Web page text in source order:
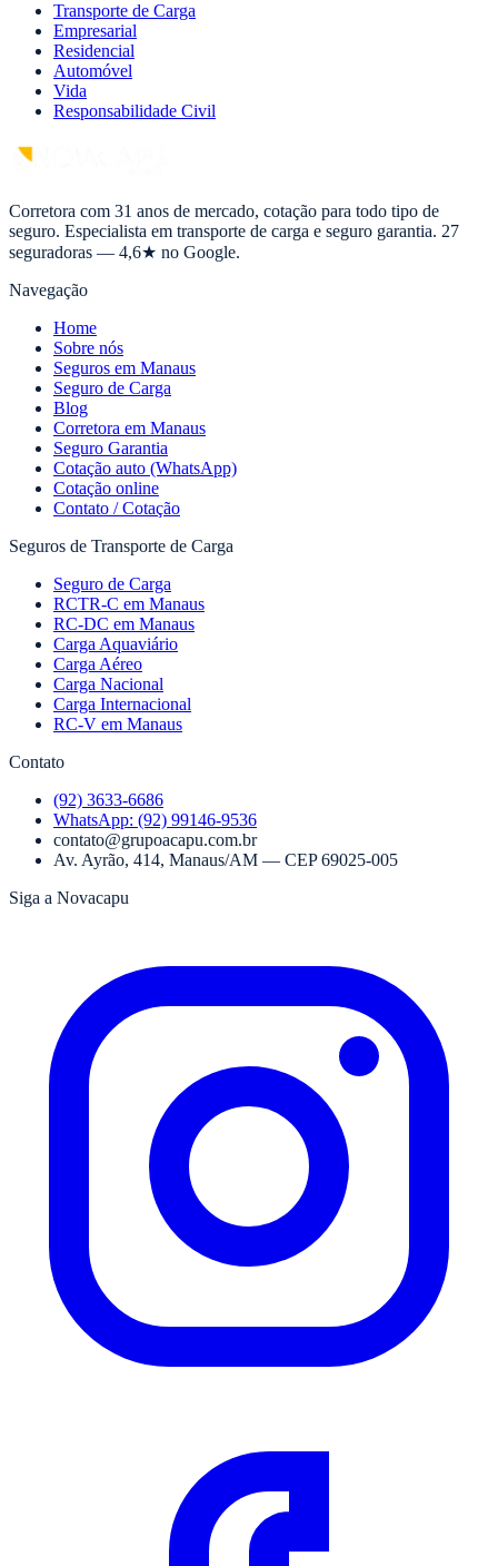
Transporte de Carga
Empresarial
Residencial
Automóvel
Vida
Responsabilidade Civil
Corretora com 31 anos de mercado, cotação para todo tipo de
seguro. Especialista em transporte de carga e seguro garantia. 27
seguradoras — 4,6★ no Google.
Navegação
Home
Sobre nós
Seguros em Manaus
Seguro de Carga
Blog
Corretora em Manaus
Seguro Garantia
Cotação auto (WhatsApp)
Cotação online
Contato / Cotação
Seguros de Transporte de Carga
Seguro de Carga
RCTR-C em Manaus
RC-DC em Manaus
Carga Aquaviário
Carga Aéreo
Carga Nacional
Carga Internacional
RC-V em Manaus
Contato
(92) 3633-6686
WhatsApp: (92) 99146-9536
contato@grupoacapu.com.br
Av. Ayrão, 414, Manaus/AM — CEP69025-005
Siga a Novacapu